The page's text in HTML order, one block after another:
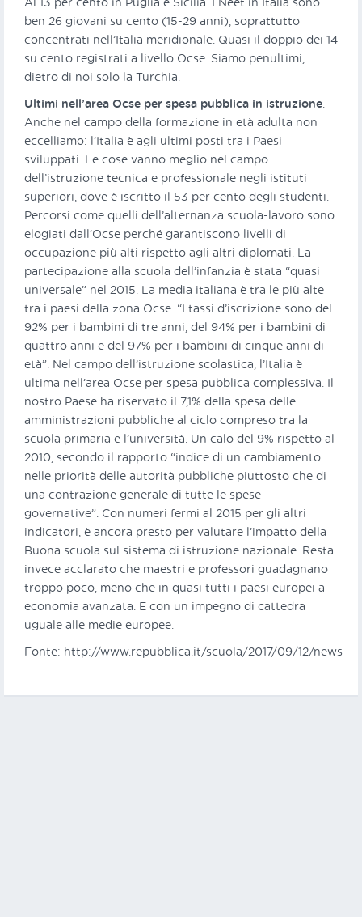
Al 13 per cento in Puglia e Sicilia. I Neet in Italia sono
ben 26 giovani su cento (15-29 anni), soprattutto
concentrati nell’Italia meridionale. Quasi il doppio dei 14
su cento registrati a livello Ocse. Siamo penultimi,
dietro di noi solo la Turchia.
Ultimi nell’area Ocse per spesa pubblica in istruzione.
Anche nel campo della formazione in età adulta non
eccelliamo: l’Italia è agli ultimi posti tra i Paesi
sviluppati. Le cose vanno meglio nel campo
dell’istruzione tecnica e professionale negli istituti
superiori, dove è iscritto il 53 per cento degli studenti.
Percorsi come quelli dell’alternanza scuola-lavoro sono
elogiati dall’Ocse perché garantiscono livelli di
occupazione più alti rispetto agli altri diplomati. La
partecipazione alla scuola dell’infanzia è stata “quasi
universale” nel 2015. La media italiana è tra le più alte
tra i paesi della zona Ocse. “I tassi d’iscrizione sono del
92% per i bambini di tre anni, del 94% per i bambini di
quattro anni e del 97% per i bambini di cinque anni di
età”. Nel campo dell’istruzione scolastica, l’Italia è
ultima nell’area Ocse per spesa pubblica complessiva. Il
nostro Paese ha riservato il 7,1% della spesa delle
amministrazioni pubbliche al ciclo compreso tra la
scuola primaria e l’università. Un calo del 9% rispetto al
2010, secondo il rapporto “indice di un cambiamento
nelle priorità delle autorità pubbliche piuttosto che di
una contrazione generale di tutte le spese
governative”. Con numeri fermi al 2015 per gli altri
indicatori, è ancora presto per valutare l’impatto della
Buona scuola sul sistema di istruzione nazionale. Resta
invece acclarato che maestri e professori guadagnano
troppo poco, meno che in quasi tutti i paesi europei a
economia avanzata. E con un impegno di cattedra
uguale alle medie europee.
Fonte: http://www.repubblica.it/scuola/2017/09/12/news